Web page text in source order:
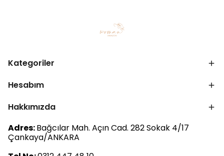
Kategoriler
Hesabım
Hakkımızda
Adres:Bağcılar Mah. Açın Cad. 282 Sokak 4/17
Çankaya/ANKARA